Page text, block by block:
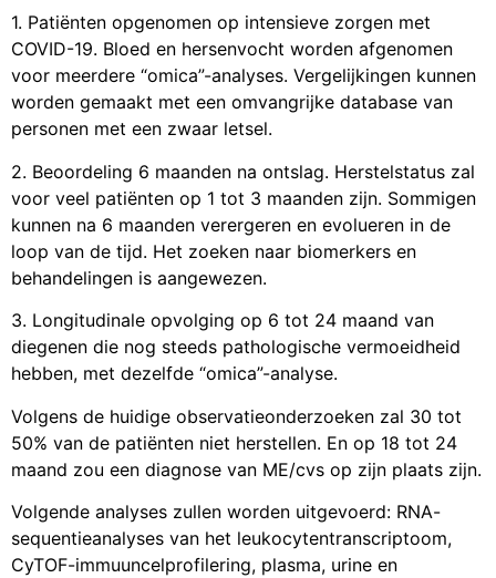
1. Patiënten opgenomen op intensieve zorgen met
COVID-19. Bloed en hersenvocht worden afgenomen
voor meerdere “omica”-analyses. Vergelijkingen kunnen
worden gemaakt met een omvangrijke database van
personen met een zwaar letsel.
2. Beoordeling 6 maanden na ontslag. Herstelstatus zal
voor veel patiënten op 1 tot 3 maanden zijn. Sommigen
kunnen na 6 maanden verergeren en evolueren in de
loop van de tijd. Het zoeken naar biomerkers en
behandelingen is aangewezen.
3. Longitudinale opvolging op 6 tot 24 maand van
diegenen die nog steeds pathologische vermoeidheid
hebben, met dezelfde “omica”-analyse.
Volgens de huidige observatieonderzoeken zal 30 tot
50% van de patiënten niet herstellen. En op 18 tot 24
maand zou een diagnose van ME/cvs op zijn plaats zijn.
Volgende analyses zullen worden uitgevoerd: RNA-
sequentieanalyses van het leukocytentranscriptoom,
CyTOF-immuuncelprofilering, plasma, urine en